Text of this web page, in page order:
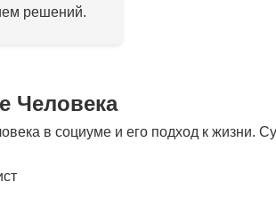
решений.
Человека
в социуме и его подход к жизни.